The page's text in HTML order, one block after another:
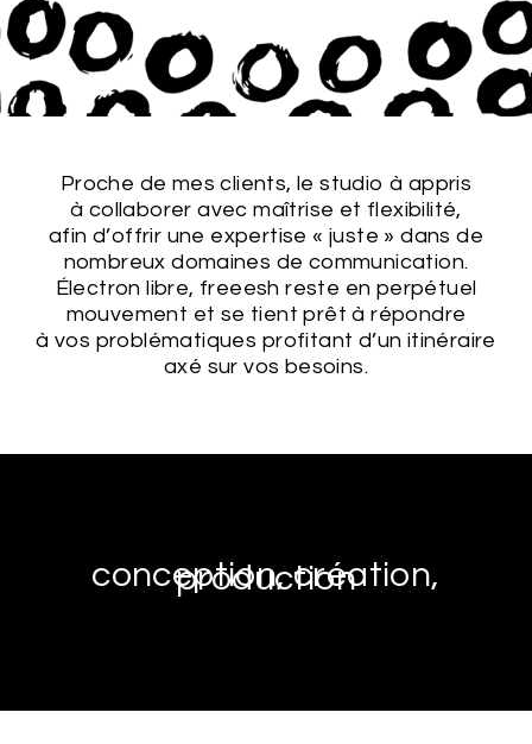
Proche de mes clients, le studio à appris
à collaborer avec maîtrise et flexibilité,
afin d’offrir une expertise « juste » dans de
nombreux domaines de communication.
Électron libre, freeesh reste en perpétuel
mouvement et se tient prêt à répondre
à vos problématiques profitant d’un itinéraire
axé sur vos besoins.
conception, création,
production